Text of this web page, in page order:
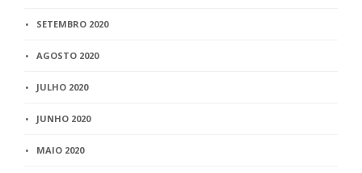
SETEMBRO 2020
AGOSTO 2020
JULHO 2020
JUNHO 2020
MAIO 2020